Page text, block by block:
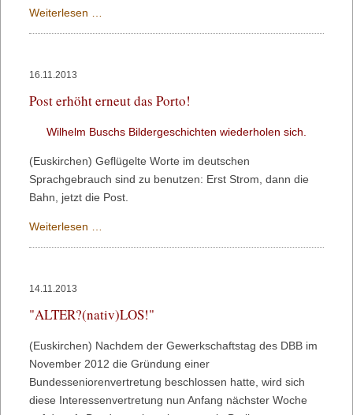
Weiterlesen …
16.11.2013
Post erhöht erneut das Porto!
Wilhelm Buschs Bildergeschichten wiederholen sich.
(Euskirchen) Geflügelte Worte im deutschen
Sprachgebrauch sind zu benutzen: Erst Strom, dann die
Bahn, jetzt die Post.
Weiterlesen …
14.11.2013
"ALTER?(nativ)LOS!"
(Euskirchen) Nachdem der Gewerkschaftstag des DBB im
November 2012 die Gründung einer
Bundesseniorenvertretung beschlossen hatte, wird sich
diese Interessenvertretung nun Anfang nächster Woche